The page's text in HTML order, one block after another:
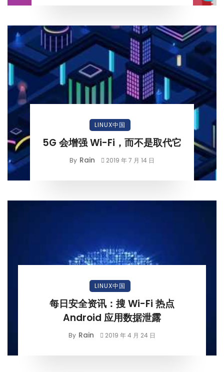
LINUX中国
5G 会增强 Wi-Fi，而不是取代它
By Rain 2019 年 7 月 14 日
LINUX中国
每日安全资讯：搜 Wi-Fi 热点
Android 应用数据泄露
By Rain 2019 年 4 月 24 日